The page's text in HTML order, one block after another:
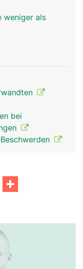
weniger als
bei